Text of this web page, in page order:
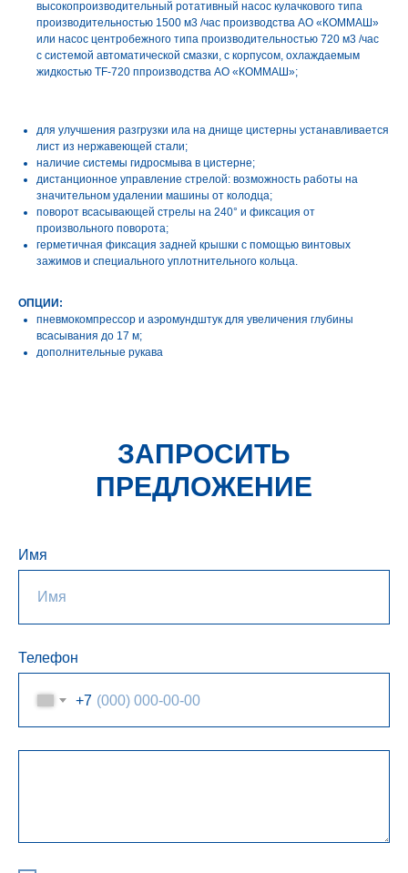
высокопроизводительный ротативный насос кулачкового типа
производительностью 1500 м3 /час производства АО «КОММАШ»
или насос центробежного типа производительностью 720 м3 /час
с системой автоматической смазки, с корпусом, охлаждаемым
жидкостью TF-720 ппроизводства АО «КОММАШ»;
для улучшения разгрузки ила на днище цистерны устанавливается
лист из нержавеющей стали;
наличие системы гидросмыва в цистерне;
дистанционное управление стрелой: возможность работы на
значительном удалении машины от колодца;
поворот всасывающей стрелы на 240° и фиксация от
произвольного поворота;
герметичная фиксация задней крышки с помощью винтовых
зажимов и специального уплотнительного кольца.
ОПЦИИ:
пневмокомпрессор и аэромундштук для увеличения глубины
всасывания до 17 м;
дополнительные рукава
ЗАПРОСИТЬ
ПРЕДЛОЖЕНИЕ
Имя
Телефон
+7